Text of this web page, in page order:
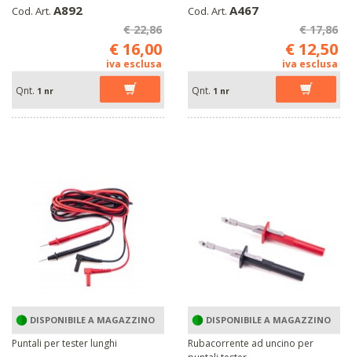
Cod. Art. A892
€ 22,86
€ 16,00
iva esclusa
Qnt. 1 nr
Cod. Art. A467
€ 17,86
€ 12,50
iva esclusa
Qnt. 1 nr
DISPONIBILE A MAGAZZINO
Puntali per tester lunghi
DISPONIBILE A MAGAZZINO
Rubacorrente ad uncino per